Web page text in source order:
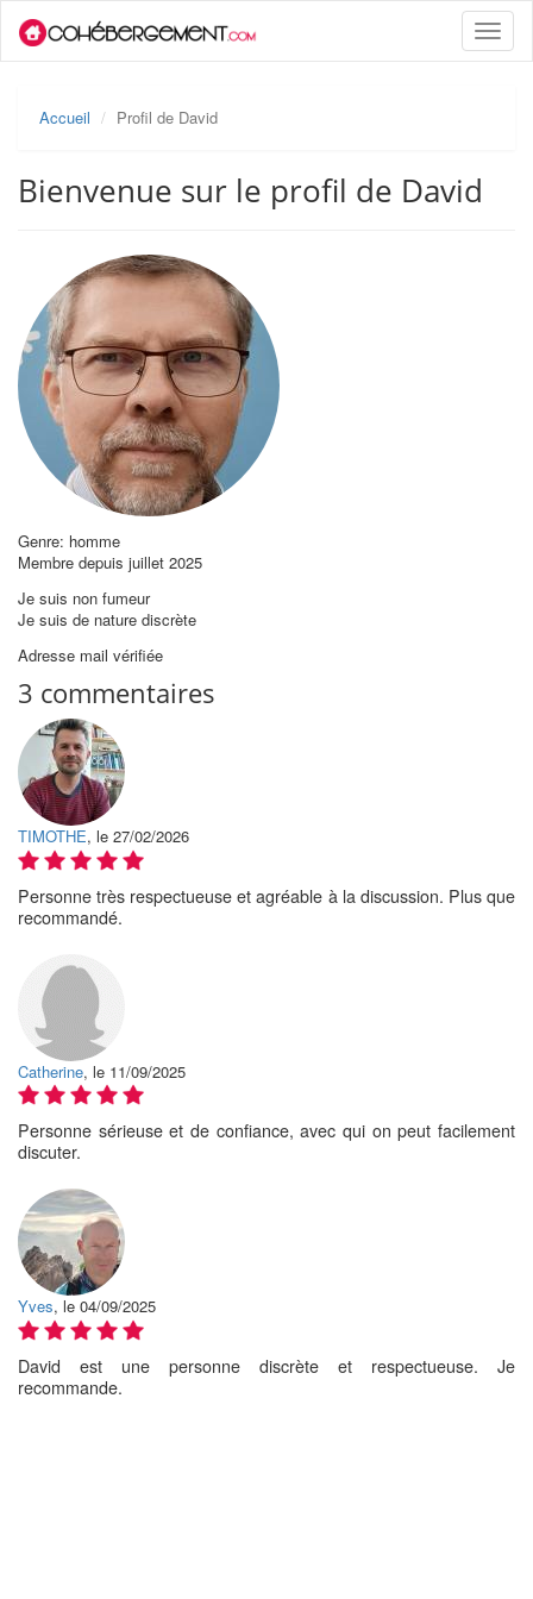
Toggle
Accueil Profil de David
Bienvenue sur le profil de David
Genre: homme
Membre depuis juillet 2025
Je suis non fumeur
Je suis de nature discrète
Adresse mail vérifiée
3 commentaires
TIMOTHE, le 27/02/2026
Personne très respectueuse et agréable à la discussion. Plus que
recommandé.
Catherine, le 11/09/2025
Personne sérieuse et de confiance, avec qui on peut facilement
discuter.
Yves, le 04/09/2025
David est une personne discrète et respectueuse. Je
recommande.